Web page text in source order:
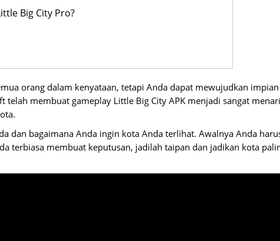
Big City Pro?
orang dalam kenyataan, tetapi Anda dapat mewujudkan impian
membuat gameplay Little Big City APK menjadi sangat
dan bagaimana Anda ingin kota Anda terlihat. Awalnya Anda
terbiasa membuat keputusan, jadilah taipan dan jadikan kota